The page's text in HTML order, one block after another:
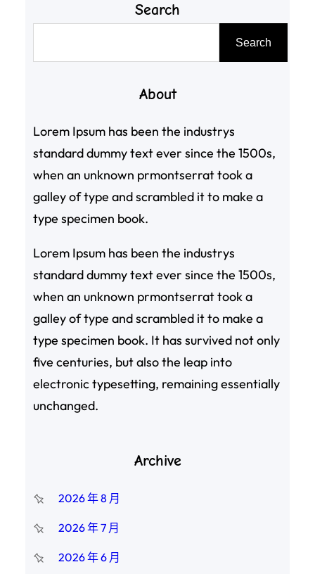
Search
Search
About
Lorem Ipsum has been the industrys
standard dummy text ever since the 1500s,
when an unknown prmontserrat took a
galley of type and scrambled it to make a
type specimen book.
Lorem Ipsum has been the industrys
standard dummy text ever since the 1500s,
when an unknown prmontserrat took a
galley of type and scrambled it to make a
type specimen book. It has survived not only
five centuries, but also the leap into
electronic typesetting, remaining essentially
unchanged.
Archive
2026 年 8 月
2026 年 7 月
2026 年 6 月